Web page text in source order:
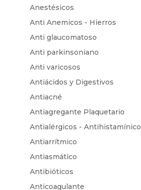
Anestésicos
Anti Anemicos - Hierros
Anti glaucomatoso
Anti parkinsoniano
Anti varicosos
Antiácidos y Digestivos
Antiacné
Antiagregante Plaquetario
Antialérgicos - Antihistamínico
Antiarrítmico
Antiasmático
Antibióticos
Anticoagulante